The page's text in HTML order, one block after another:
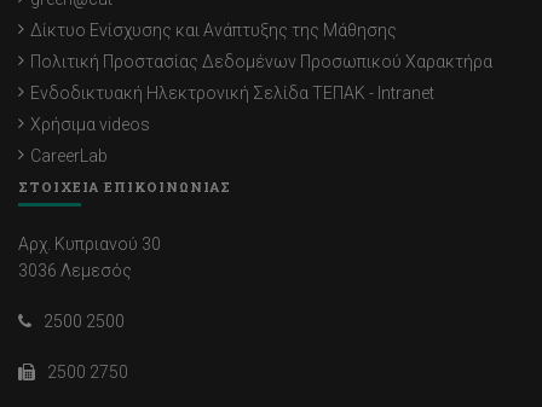
Δίκτυο Ενίσχυσης και Ανάπτυξης της Μάθησης
Πολιτική Προστασίας Δεδομένων Προσωπικού Χαρακτήρα
Ενδοδικτυακή Ηλεκτρονική Σελίδα ΤΕΠΑΚ - Intranet
Χρήσιμα videos
CareerLab
ΣΤΟΙΧΕΙΑ ΕΠΙΚΟΙΝΩΝΙΑΣ
Αρχ. Κυπριανού 30
3036 Λεμεσός
2500 2500
2500 2750